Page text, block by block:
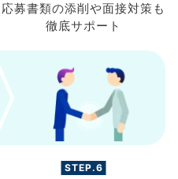
応募書類の添削や面接対策も
徹底サポート
STEP.6